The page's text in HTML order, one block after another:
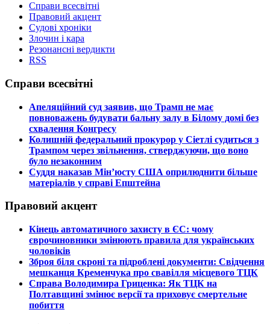
Справи всесвітні
Правовий акцент
Судові хроніки
Злочин і кара
Резонансні вердикти
RSS
Справи всесвітні
​Апеляційний суд заявив, що Трамп не має
повноважень будувати бальну залу в Білому домі без
схвалення Конгресу
​Колишній федеральний прокурор у Сіетлі судиться з
Трампом через звільнення, стверджуючи, що воно
було незаконним
​Суддя наказав Мін’юсту США оприлюднити більше
матеріалів у справі Епштейна
Правовий акцент
​Кінець автоматичного захисту в ЄС: чому
єврочиновники змінюють правила для українських
чоловіків
​Зброя біля скроні та підроблені документи: Свідчення
мешканця Кременчука про свавілля місцевого ТЦК
​Справа Володимира Гриценка: Як ТЦК на
Полтавщині змінює версії та приховує смертельне
побиття